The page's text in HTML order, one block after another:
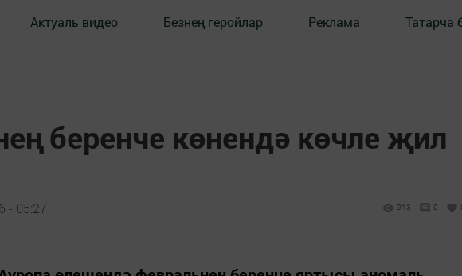
Актуаль видео Безнең геройлар Реклама Татарча
беренче көнендә көчле җил
- 05:27 913 0